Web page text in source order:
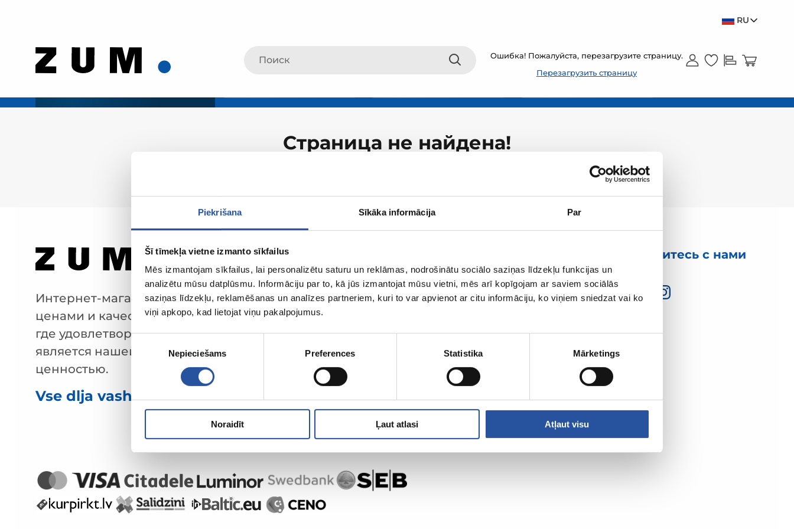
Piekrišana Sīkāka informācija Par
Šī tīmekļa vietne izmanto sīkfailus
Mēs izmantojam sīkfailus, lai personalizētu saturu un reklāmas, nodrošinātu sociālo saziņas līdzekļu funkcijas un
analizētu mūsu datplūsmu. Informāciju par to, kā jūs izmantojat mūsu vietni, mēs arī kopīgojam ar saviem sociālās
saziņas līdzekļu, reklamēšanas un analīzes partneriem, kuri to var apvienot ar citu informāciju, ko viņiem sniedzat vai ko
viņi apkopo, kad lietojat viņu pakalpojumus.
Piekrišanas
izvēle
Nepieciešams Preferences Statistika Mārketings
Noraidīt Ļaut atlasi Atļaut visu
RU
Ошибка! Пожалуйста, перезагрузите страницу.
Перезагрузить страницу
Страница не найдена!
Интернет-магазин с выгодными
ценами и качественными товарами,
где удовлетворённость клиента
является нашей главной
ценностью.
Vse dlja vashego doma i sada!
Свяжитесь с нами